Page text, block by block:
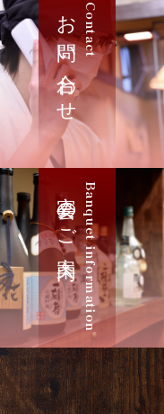
Contact
お問い合わせ
Banquet information
宴会のご案内